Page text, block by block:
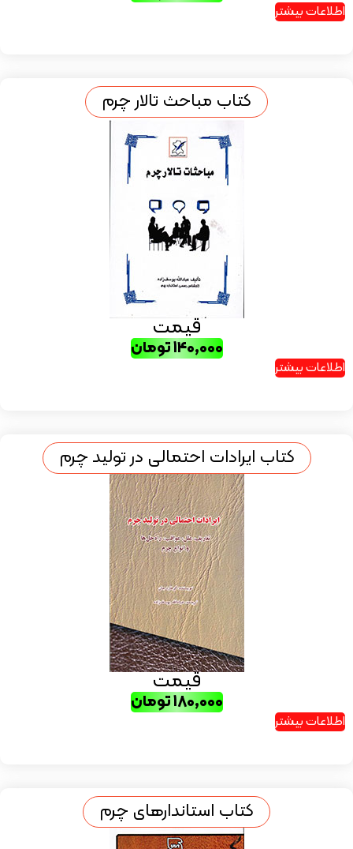
اطلاعات بیشتر
کتاب مباحث تالار چرم
قیمت
۱۴۰,۰۰۰تومان
اطلاعات بیشتر
کتاب ایرادات احتمالی در تولید چرم
قیمت
۱۸۰,۰۰۰تومان
اطلاعات بیشتر
کتاب استاندارهای چرم